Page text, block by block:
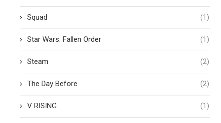
Squad (1)
Star Wars: Fallen Order (1)
Steam (2)
The Day Before (2)
V RISING (1)